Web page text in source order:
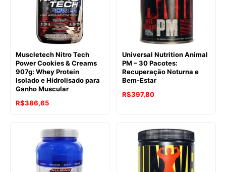
Muscletech Nitro Tech
Power Cookies & Creams
907g: Whey Protein
Isolado e Hidrolisado para
Ganho Muscular
R$386,65
Universal Nutrition Animal
PM – 30 Pacotes:
Recuperação Noturna e
Bem-Estar
R$397,80